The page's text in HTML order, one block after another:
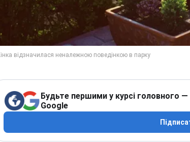
Будьте першими у курсі головного
Google